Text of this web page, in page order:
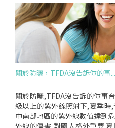
狀運動30天免費優惠券(10名
女著紅的臉書朋友抽出幸運得
開】,不然主辦單位無法看到貼
想了解運動如何有助於女性
別差異↓點選下方圖片進入
教單張↓[]↓5分鐘看懂心/血
*"著紅行動"臉書抽獎活動至
單3月15日公布於台灣女人連
月底前以郵局掛號寄出*贈品
全、有誤,而導致贈品郵件退回
主辦單位台灣女人連線保留活
衛生福利部國民健康署菸品健
關於防曬，TFDA沒告訴你的事...
關於防曬,TFDA沒告訴的你事
級以上的紫外線照射下,夏季
中南部地區的紫外線數值達到
外線的傷害,對國人格外重要.